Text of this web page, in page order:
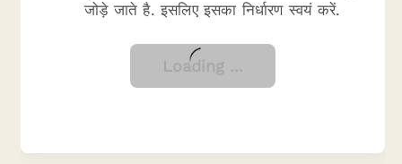
जोड़े जाते है. इसलिए इसका निर्धारण स्वयं करें.